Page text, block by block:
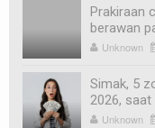
Prakiraan
berawan
soreUnknown
Simak, 5
2026,
diduga
Unknown